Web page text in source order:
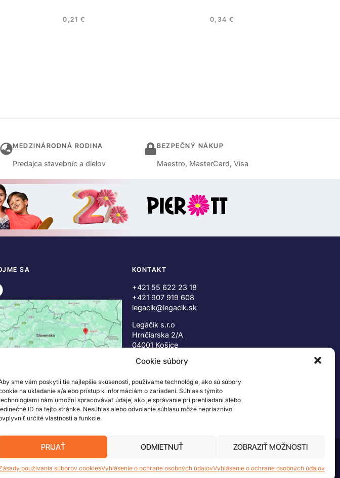
Cookie súbory
sme vám poskytli tie najlepšie skúsenosti, používame technológie, ako sú súbory
na ukladanie a/alebo prístup k informáciám o zariadení. Súhlas s týmito
nám umožní spracovávať údaje, ako je správanie pri prehliadaní alebo
ID na tejto stránke. Nesúhlas alebo odvolanie súhlasu môže nepriaznivo
určité vlastnosti a funkcie.
PRIJAŤ ODMIETNUŤ ZOBRAZIŤ MOŽNOSTI
používania súborov cookiesVyhlásenie o ochrane osobných údajovVyhlásenie o ochrane osobných údajov
0,21 € 0,34€
MEDZINÁRODNÁ RODINA
Predajca stavebníc a dielov
BEZPEČNÝ NÁKUP
Maestro, MasterCard, Visa
SA KONTAKT
+421 55 622 23 18
+421 907 919 608
legacik@legacik.sk
Legáčik s.r.o
Hrnčiarska 2/A
04001 Košice
IČ DPH: SK2023978330
sú ochranné známky LEGO Group. ©2026 The LEGO Group. Všetky práva vyhradené